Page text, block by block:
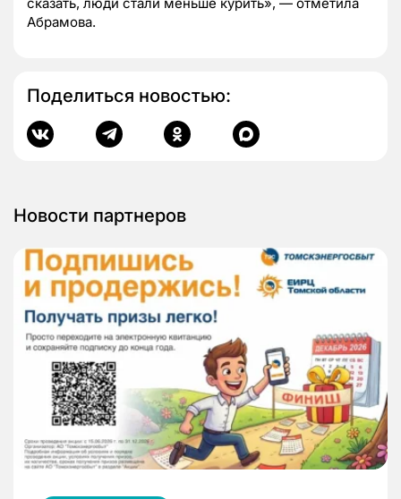
сказать, люди стали меньше курить», — отметила
Абрамова.
Поделиться новостью:
Новости партнеров